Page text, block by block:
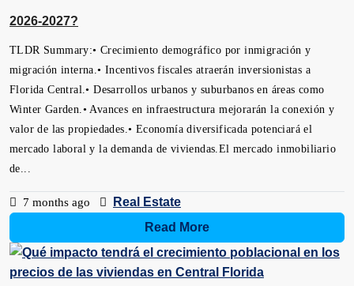
2026-2027?
TLDR Summary:• Crecimiento demográfico por inmigración y
migración interna.• Incentivos fiscales atraerán inversionistas a
Florida Central.• Desarrollos urbanos y suburbanos en áreas como
Winter Garden.• Avances en infraestructura mejorarán la conexión y
valor de las propiedades.• Economía diversificada potenciará el
mercado laboral y la demanda de viviendas.El mercado inmobiliario
de...
7 months ago
Real Estate
Read More